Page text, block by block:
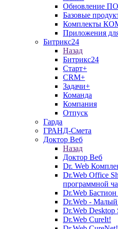
Обновление ПО
Базовые
Комплекты
Приложения
Битрикс24
Назад
Битрикс24
Старт+
CRM+
Задачи+
Команда
Компания
Отпуск
Гарда
ГРАНД-Смета
Доктор Веб
Назад
Доктор Веб
Dr. Web
Dr.Web Office
программной
Dr.Web Бастион
Dr.Web - Малый
Dr.Web Desktop
Dr.Web CureIt!